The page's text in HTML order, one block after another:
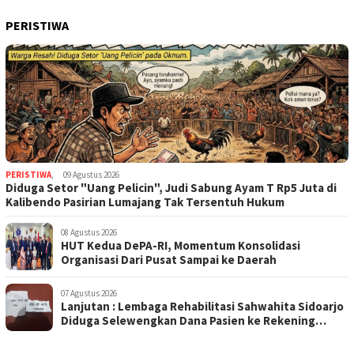
PERISTIWA
PERISTIWA, 09 Agustus 2026
Diduga Setor "Uang Pelicin", Judi Sabung Ayam T Rp5 Juta di
Kalibendo Pasirian Lumajang Tak Tersentuh Hukum
08 Agustus 2026
HUT Kedua DePA-RI, Momentum Konsolidasi
Organisasi Dari Pusat Sampai ke Daerah
07 Agustus 2026
Lanjutan : Lembaga Rehabilitasi Sahwahita Sidoarjo
Diduga Selewengkan Dana Pasien ke Rekening